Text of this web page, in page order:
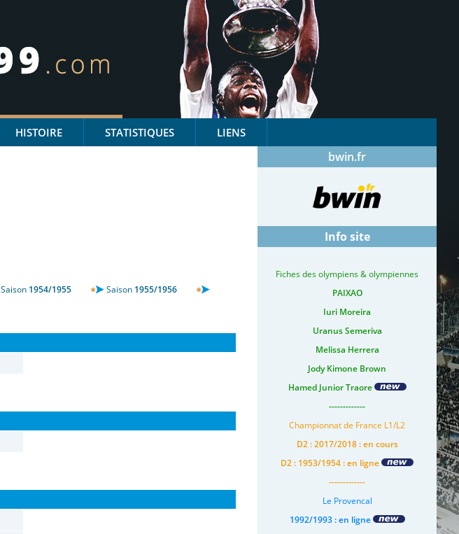
HISTOIRE STATISTIQUES LIENS
Saison 1954/1955 Saison 1955/1956
bwin.fr
Info site
Fiches des olympiens & olympiennes
PAIXAO
Iuri Moreira
Uranus Semeriva
Melissa Herrera
Jody Kimone Brown
Hamed Junior Traore
-------------
Championnat de France L1/L2
D2 : 2017/2018 : en cours
D2 : 1953/1954 : en ligne
-------------
Le Provencal
1992/1993 : en ligne